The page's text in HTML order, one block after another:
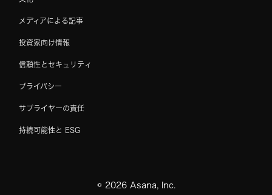
メディアによる記事
投資家向け情報
信頼性とセキュリティ
プライバシー
サプライヤーの責任
持続可能性と ESG
© 2026Asana, Inc.